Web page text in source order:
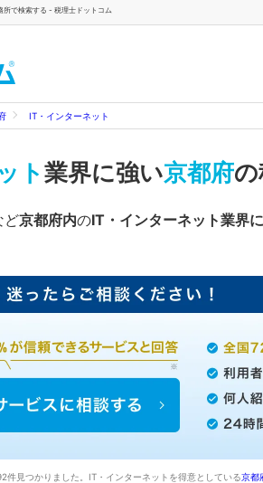
所で検索する - 税理士ドットコム
IT・インターネット
ト業界に強い京都府
ど京都府内のIT・インターネット業界
件見つかりました。IT・インターネットを得意としている京都